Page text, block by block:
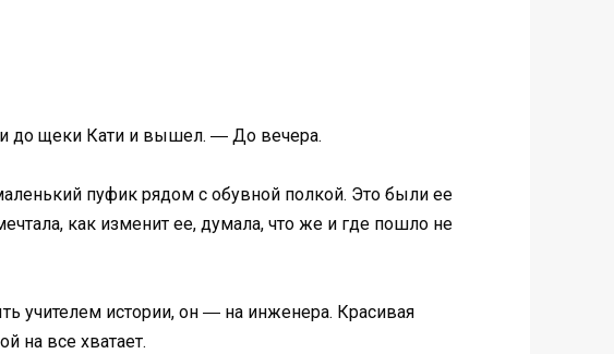
до щеки Кати и вышел. ― До вечера.
пуфик рядом с обувной полкой. Это были ее
как изменит ее, думала, что же и где пошло не
учителем истории, он ― на инженера. Красивая
на все хватает.